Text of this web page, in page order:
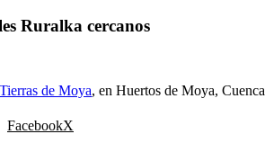
Ruralka cercanos
Tierras de Moya, en Huertos de Moya, Cuenca
FacebookX